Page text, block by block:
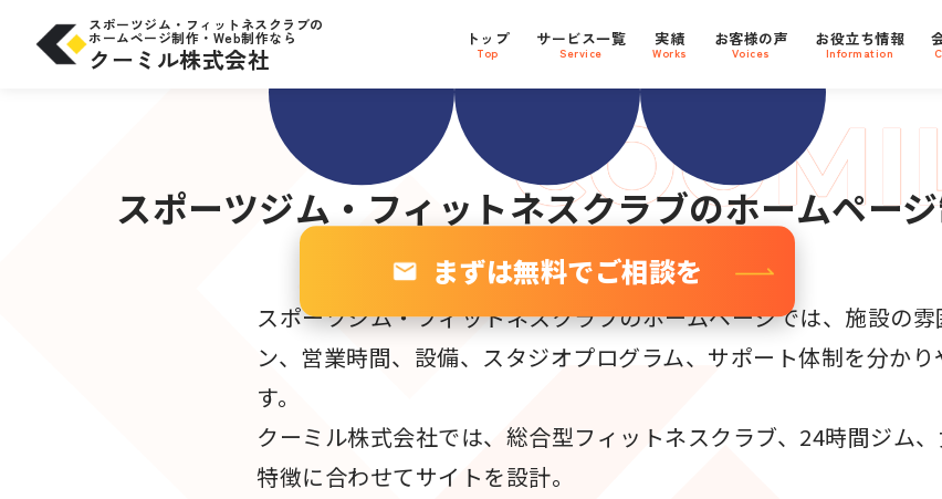
スポーツジム・フィットネスクラブの
ホームページ制作・Web制作なら
クーミル株式会社
トップ
Top
サービス一覧
Service
実績
Works
お客様の声
Voices
お役立ち情報
Information
問合せにつながる
サイト設計 Webサイト 800 社
まずは無料でご相談を
スポーツジム・フィットネスクラブのホームペー
スポーツジム・フィットネスクラブのホームページでは、施設の
ン、営業時間、設備、スタジオプログラム、サポート体制を分か
す。
クーミル株式会社では、総合型フィットネスクラブ、24時間ジム
特徴に合わせてサイトを設計。